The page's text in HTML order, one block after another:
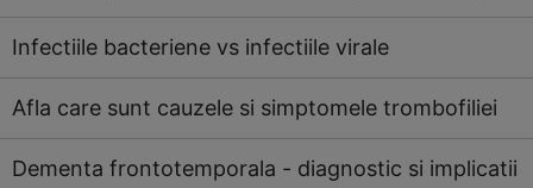
Infectiile bacteriene vs infectiile virale
Afla care sunt cauzele si simptomele trombofiliei
Dementa frontotemporala - diagnostic si implicatii